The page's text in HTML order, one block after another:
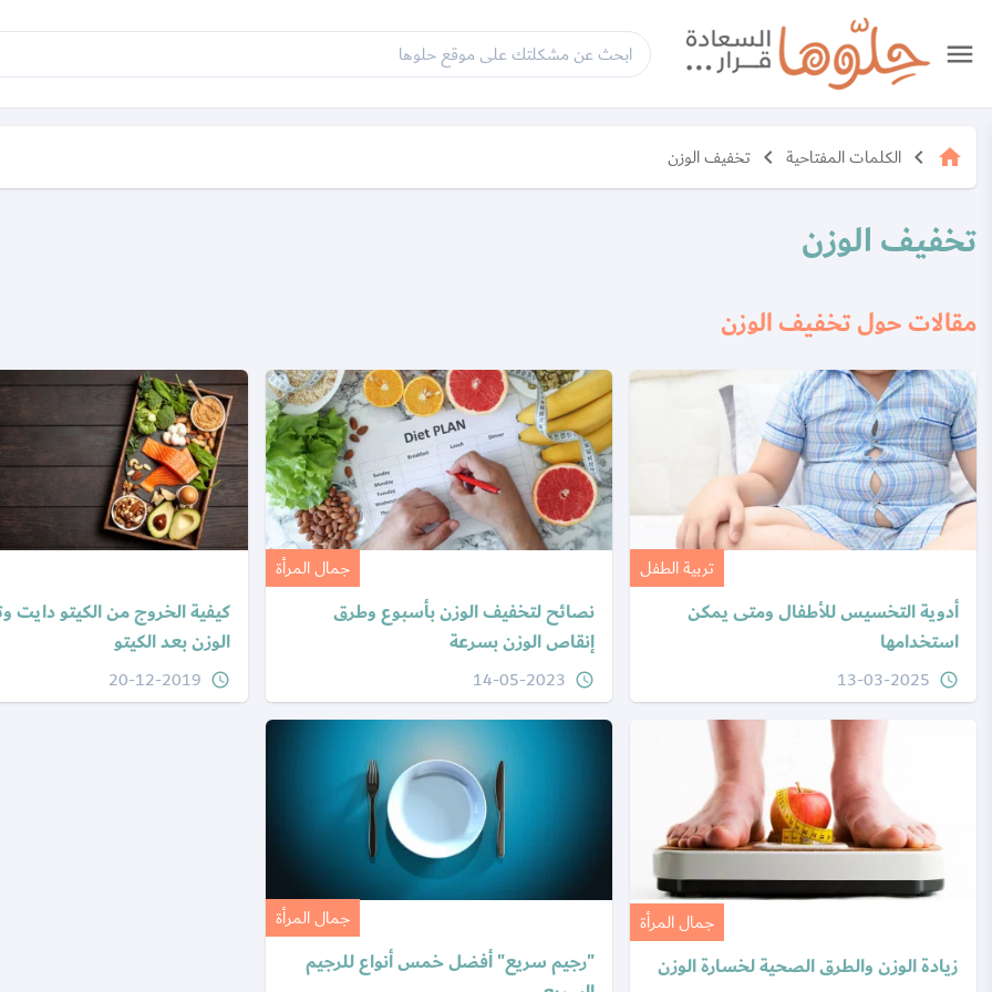
menu
home
keyboard_arrow_left الكلمات المفتاحية keyboard_arrow_left تخفيف الوزن
تخفيف الوزن
مقالات حول تخفيف الوزن
تربية الطفل
أدوية التخسيس للأطفال ومتى يمكن
استخدامها
query_builder
13-03-2025
جمال المرأة
نصائح لتخفيف الوزن بأسبوع وطرق
إنقاص الوزن بسرعة
query_builder
14-05-2023
كيفية الخروج من الكيتو دايت
الوزن بعد الكيتو
query_builder
20-12-2019
جمال المرأة
زيادة الوزن والطرق الصحية لخسارة الوزن
جمال المرأة
"رجيم سريع" أفضل خمس أنواع للرجيم